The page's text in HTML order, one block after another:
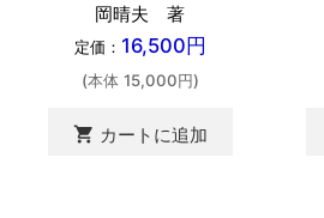
岡晴夫 著
定価： 16,500円
(本体 15,000円)
shopping_cart カートに追加